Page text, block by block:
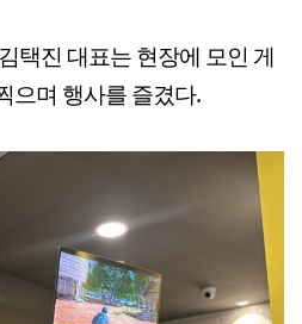
택진 대표는 현장에 모인 게
으며 행사를 즐겼다.